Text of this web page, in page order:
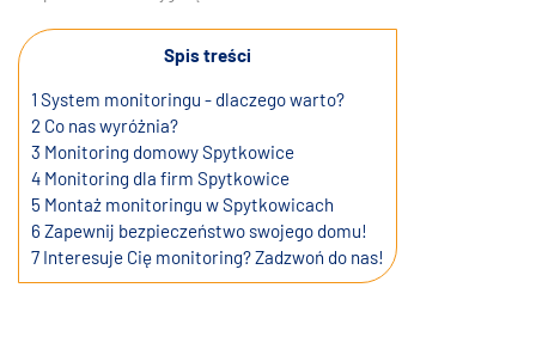
Spis treści
1 System monitoringu - dlaczego warto?
2 Co nas wyróżnia?
3 Monitoring domowy Spytkowice
4 Monitoring dla firm Spytkowice
5 Montaż monitoringu w Spytkowicach
6 Zapewnij bezpieczeństwo swojego domu!
7 Interesuje Cię monitoring? Zadzwoń do nas!